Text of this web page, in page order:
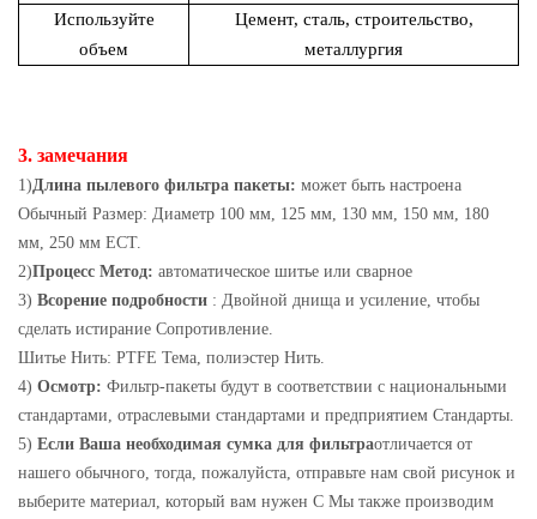
Используйте
объем
Цемент, сталь, строительство,
металлургия
3. замечания
1)Длина пылевого фильтра пакеты: может быть настроена
Обычный Размер: Диаметр 100 мм, 125 мм, 130 мм, 150 мм, 180
мм, 250 мм ECT.
2)Процесс Метод: автоматическое шитье или сварное
3) Всорение подробности : Двойной днища и усиление, чтобы
сделать истирание Сопротивление.
Шитье Нить: PTFE Тема, полиэстер Нить.
4) Осмотр: Фильтр-пакеты будут в соответствии с национальными
стандартами, отраслевыми стандартами и предприятием Стандарты.
5) Если Ваша необходимая сумка для фильтраотличается от
нашего обычного, тогда, пожалуйста, отправьте нам свой рисунок и
выберите материал, который вам нужен С Мы также производим